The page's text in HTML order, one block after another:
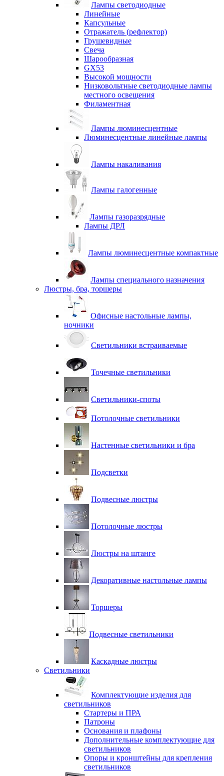
Лампы светодиодные
Линейные
Капсульные
Отражатель (рефлектор)
Грушевидные
Свеча
Шарообразная
GX53
Высокой мощности
Низковольтные светодиодные лампы
местного освещения
Филаментная
Лампы люминесцентные
Люминесцентные линейные лампы
Лампы накаливания
Лампы галогенные
Лампы газоразрядные
Лампы ДРЛ
Лампы люминесцентные компактные
Лампы специального назначения
Люстры, бра, торшеры
Офисные настольные лампы,
ночники
Светильники встраиваемые
Точечные светильники
Светильники-споты
Потолочные светильники
Настенные светильники и бра
Подсветки
Подвесные люстры
Потолочные люстры
Люстры на штанге
Декоративные настольные лампы
Торшеры
Подвесные светильники
Каскадные люстры
Светильники
Комплектующие изделия для
светильников
Стартеры и ПРА
Патроны
Основания и плафоны
Дополнительные комплектующие для
светильников
Опоры и кронштейны для крепления
светильников